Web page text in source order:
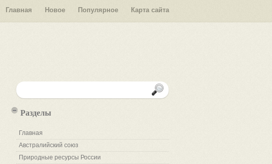
Главная Новое Популярное Карта сайта
Разделы
Главная
Австралийский союз
Природные ресурсы России